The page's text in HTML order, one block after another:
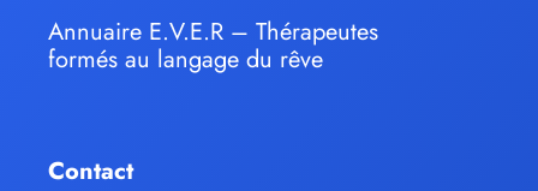
Annuaire E.V.E.R – Thérapeutes
formés au langage du rêve
Contact